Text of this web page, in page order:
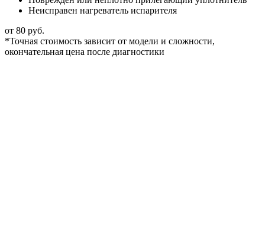
Неисправен нагреватель испарителя
от 80 руб.
*Точная стоимость зависит от модели и сложности,
окончательная цена после диагностики